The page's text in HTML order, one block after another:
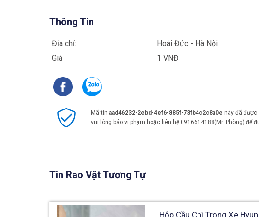
Thông Tin
Địa chỉ:
Hoài Đức - Hà Nội
Giá
1 VNĐ
Mã tin aad46232-2ebd-4ef6-885f-73fb4c2c8a0e này đã được
vui lòng báo vi phạm hoặc liên hệ 0916614188(Mr. Phòng) để
Tin Rao Vặt Tương Tự
Hộp Cầu Chì Trong Xe